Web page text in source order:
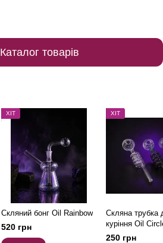
Каталог товарів
ХІТ
Скляний бонг Oil Rainbow
520 грн
ХІТ
Скляна трубка
куріння Oil
250 грн